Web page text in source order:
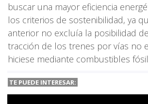
buscar una mayor eficiencia
los criterios de sostenibilidad, ya
anterior no excluía la posibilidad
tracción de los trenes por vías no
hiciese mediante combustibles
TE PUEDE INTERESAR: